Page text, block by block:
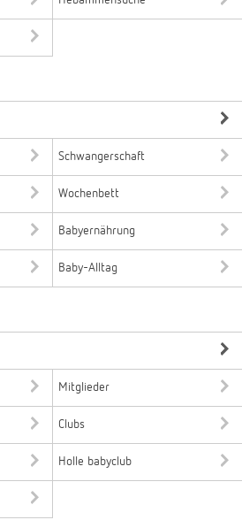
Schwangerschaft
Wochenbett
Babyernährung
Baby-Alltag
Mitglieder
Clubs
Holle babyclub